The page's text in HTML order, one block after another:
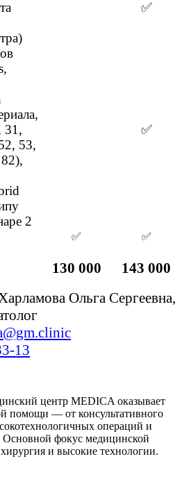
✅
31,
53,
✅
2
✅ ✅
130 000
143 000
Ольга Сергеевна,
13
центр MEDICA оказывает
помощи — от консультативного
операций и
Основной фокус медицинской
и высокие технологии.